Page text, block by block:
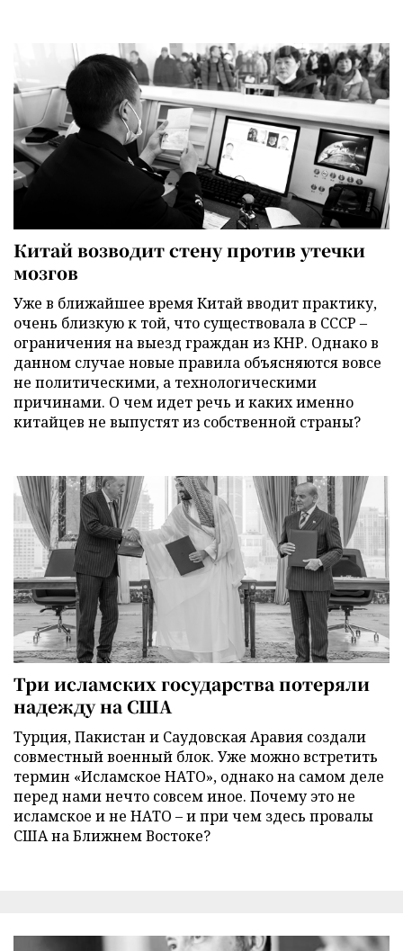
Китай возводит стену против утечки
мозгов
Уже в ближайшее время Китай вводит практику,
очень близкую к той, что существовала в СССР –
ограничения на выезд граждан из КНР. Однако в
данном случае новые правила объясняются вовсе
не политическими, а технологическими
причинами. О чем идет речь и каких именно
китайцев не выпустят из собственной страны?
Три исламских государства потеряли
надежду на США
Турция, Пакистан и Саудовская Аравия создали
совместный военный блок. Уже можно встретить
термин «Исламское НАТО», однако на самом деле
перед нами нечто совсем иное. Почему это не
исламское и не НАТО – и при чем здесь провалы
США на Ближнем Востоке?